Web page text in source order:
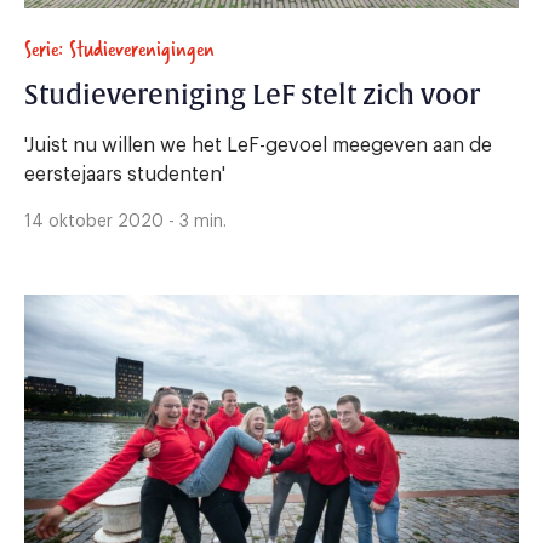
Serie: Studieverenigingen
Studievereniging LeF stelt zich voor
'Juist nu willen we het LeF-gevoel meegeven aan de
eerstejaars studenten'
14 oktober 2020 - 3 min.